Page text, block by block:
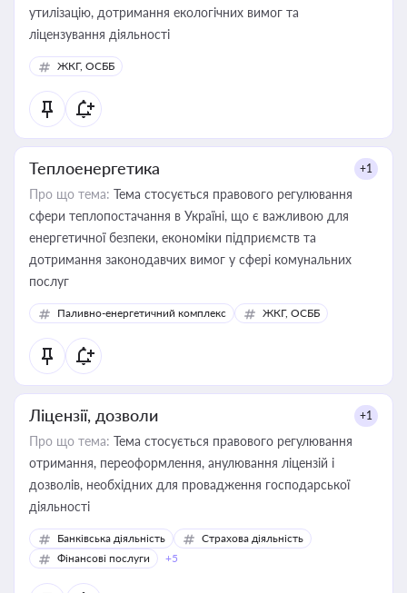
утилізацію, дотримання екологічних вимог та
ліцензування діяльності
ЖКГ, ОСББ
Теплоенергетика +1
Про що тема: Тема стосується правового регулювання
сфери теплопостачання в Україні, що є важливою для
енергетичної безпеки, економіки підприємств та
дотримання законодавчих вимог у сфері комунальних
послуг
Паливно-енергетичний комплекс ЖКГ, ОСББ
Ліцензії, дозволи +1
Про що тема: Тема стосується правового регулювання
отримання, переоформлення, анулювання ліцензій і
дозволів, необхідних для провадження господарської
діяльності
Банківська діяльність
Страхова діяльність
Фінансові послуги
+5